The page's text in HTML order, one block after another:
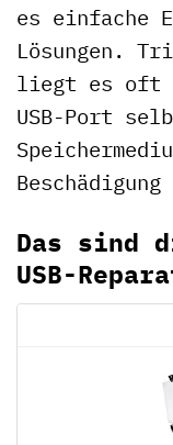
es einfache
Lösungen.
liegt es oft
USB-Port
Das sind
USB-